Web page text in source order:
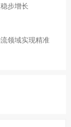
步增长
领域实现精准